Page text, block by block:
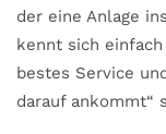
der eine Anlage
kennt sich
bestes Service
darauf ankommt“